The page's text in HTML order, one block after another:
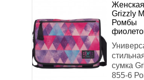
Grizzly
Ромбы
сумка
855-6